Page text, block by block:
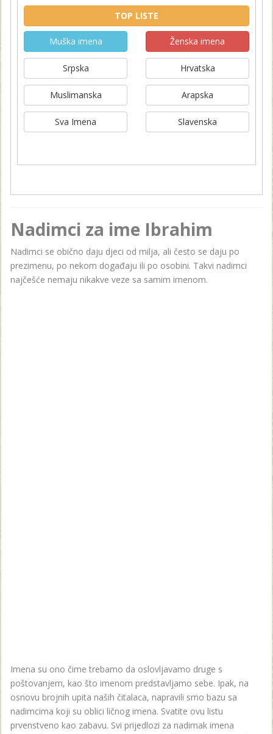
TOP LISTE
Muška imena Ženska imena
Srpska Hrvatska
Muslimanska Arapska
Sva Imena Slavenska
Nadimci za ime Ibrahim
Nadimci se obično daju djeci od milja, ali često se daju po
prezimenu, po nekom događaju ili po osobini. Takvi nadimci
najčešće nemaju nikakve veze sa samim imenom.
Imena su ono čime trebamo da oslovljavamo druge s
poštovanjem, kao što imenom predstavljamo sebe. Ipak, na
osnovu brojnih upita naših čitalaca, napravili smo bazu sa
nadimcima koji su oblici ličnog imena. Svatite ovu listu
prvenstveno kao zabavu. Svi prijedlozi za nadimak imena